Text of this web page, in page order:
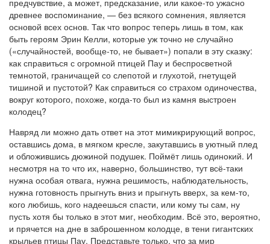
древнее воспоминание, — без всякого сомнения, является
основой всех основ. Так что вопрос теперь лишь в том, как
быть героям Эрин Келли, которые уж точно не случайно
(«случайностей, вообще-то, не бывает») попали в эту сказку:
как справиться с огромной птицей Пау и беспросветной
темнотой, граничащей со слепотой и глухотой, гнетущей
тишиной и пустотой? Как справиться со страхом одиночества,
вокруг которого, похоже, когда-то был из камня выстроен
колодец?
Навряд ли можно дать ответ на этот мимикрирующий вопрос,
оставшись дома, в мягком кресле, закутавшись в уютный плед
и обложившись дюжиной подушек. Поймёт лишь одинокий. И
несмотря на то что их, наверно, большинство, тут всё-таки
нужна особая отвага, нужна решимость, наблюдательность,
нужна готовность прыгнуть вниз и прыгнуть вверх, за кем-то,
кого любишь, кого надеешься спасти, или кому ты сам, ну
пусть хотя бы только в этот миг, необходим. Всё это, вероятно,
и прячется на дне в заброшенном колодце, в тени гигантских
крыльев птицы Пау. Представьте только, что за мир